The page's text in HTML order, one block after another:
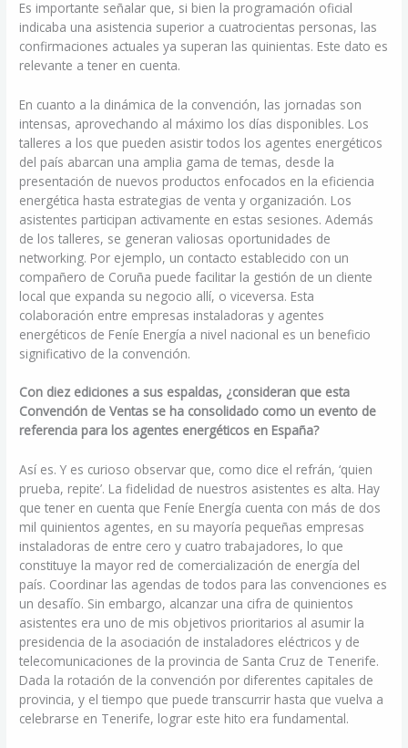
Es importante señalar que, si bien la programación oficial
indicaba una asistencia superior a cuatrocientas personas, las
confirmaciones actuales ya superan las quinientas. Este dato es
relevante a tener en cuenta.
En cuanto a la dinámica de la convención, las jornadas son
intensas, aprovechando al máximo los días disponibles. Los
talleres a los que pueden asistir todos los agentes energéticos
del país abarcan una amplia gama de temas, desde la
presentación de nuevos productos enfocados en la eficiencia
energética hasta estrategias de venta y organización. Los
asistentes participan activamente en estas sesiones. Además
de los talleres, se generan valiosas oportunidades de
networking. Por ejemplo, un contacto establecido con un
compañero de Coruña puede facilitar la gestión de un cliente
local que expanda su negocio allí, o viceversa. Esta
colaboración entre empresas instaladoras y agentes
energéticos de Feníe Energía a nivel nacional es un beneficio
significativo de la convención.
Con diez ediciones a sus espaldas, ¿consideran que esta
Convención de Ventas se ha consolidado como un evento de
referencia para los agentes energéticos en España?
Así es. Y es curioso observar que, como dice el refrán, ‘quien
prueba, repite’. La fidelidad de nuestros asistentes es alta. Hay
que tener en cuenta que Feníe Energía cuenta con más de dos
mil quinientos agentes, en su mayoría pequeñas empresas
instaladoras de entre cero y cuatro trabajadores, lo que
constituye la mayor red de comercialización de energía del
país. Coordinar las agendas de todos para las convenciones es
un desafío. Sin embargo, alcanzar una cifra de quinientos
asistentes era uno de mis objetivos prioritarios al asumir la
presidencia de la asociación de instaladores eléctricos y de
telecomunicaciones de la provincia de Santa Cruz de Tenerife.
Dada la rotación de la convención por diferentes capitales de
provincia, y el tiempo que puede transcurrir hasta que vuelva a
celebrarse en Tenerife, lograr este hito era fundamental.